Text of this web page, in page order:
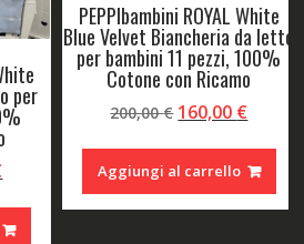
per
Il
attuale
PEPPIbambini ROYAL White
Blue Velvet Biancheria da letto
per bambini 11 pezzi, 100%
Cotone con Ricamo
200,00€ Il
originale
era:
200,00 €.
160,00 €Il
è:
Aggiungi al carrello